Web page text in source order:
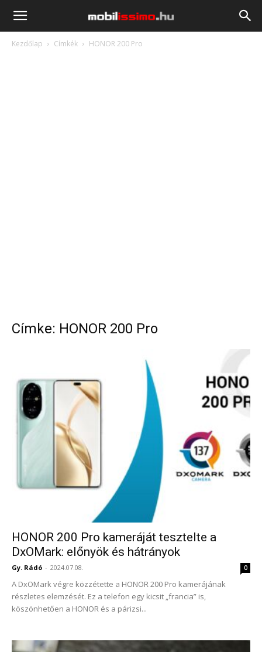
Mobilissimo.hu
Kezdőlap Címkék HONOR 200 Pro
Címke: HONOR 200 Pro
HONOR 200 Pro kameráját tesztelte a
DxOMark: előnyök és hátrányok
Gy. Rádó - 2024.07.08. 0
A DxOMark végre közzétette a HONOR 200 Pro kamerájának
részletes elemzését. Ez a telefon egy kicsit „francia” is,
köszönhetően a HONOR és a párizsi...